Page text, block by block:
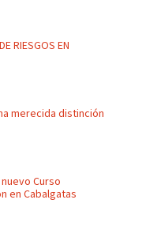
RIESGOS EN
merecida distinción
Curso
en Cabalgatas